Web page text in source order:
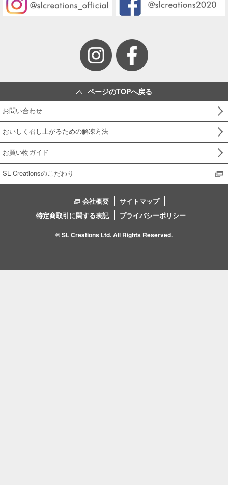
ページのTOPへ戻る
お問い合わせ
おいしく召し上がるための解凍方法
お買い物ガイド
SL Creationsのこだわり
会社概要
サイトマップ
特定商取引に関する表記
プライバシーポリシー
© SL Creations Ltd. All Rights Reserved.